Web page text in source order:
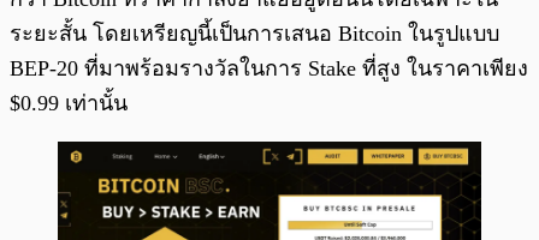
ระยะสั้น โดยเหรียญนี้เป็นการเสนอ Bitcoin ในรูปแบบ
BEP-20 ที่มาพร้อมรางวัลในการ Stake ที่สูง ในราคาเพียง
$0.99 เท่านั้น